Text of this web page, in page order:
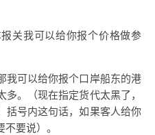
关我可以给你报个价格做参
我可以给你报个口岸船东的港
。（现在指定货代太黑了，
括号内这句话，如果客人给你
要说）。